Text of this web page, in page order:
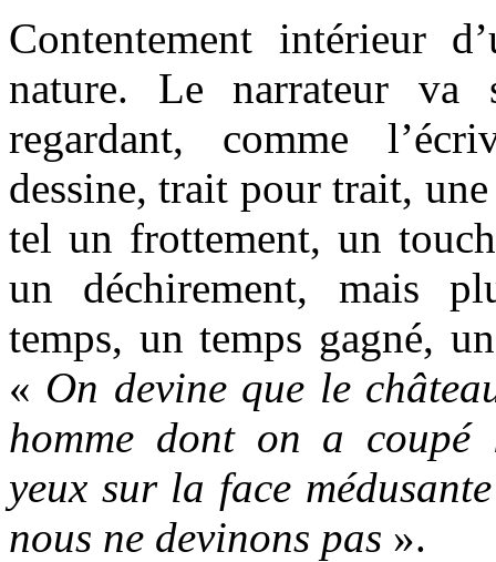
Contentement intérieur
nature. Le narrateur va
regardant, comme
dessine, trait pour trait,
tel un frottement, un
un déchirement, mais
temps, un temps gagné,
« On devine que le
homme dont on a coupé
yeux sur la face
nous ne devinons pas ».